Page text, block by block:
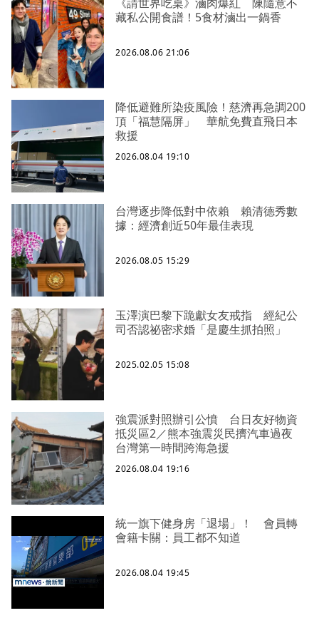
藏私公開食譜！5食材滷出一鍋香
2026.08.06 21:06
降低避難所染疫風險！慈濟再急調200
頂「福慧隔屏」 華航免費直飛日本
救援
2026.08.04 19:10
台灣逐步降低對中依賴 賴清德秀數
據：經濟創近50年最佳表現
2026.08.05 15:29
玉澤演巴黎下跪獻女友戒指 經紀公
司否認祕密求婚「是慶生抓拍照」
2025.02.05 15:08
強震派對照辦引公憤 台日友好物資
抵災區2／熊本強震災民擠汽車過夜
台灣第一時間跨海急援
2026.08.04 19:16
統一旗下健身房「退場」！ 會員轉
會籍卡關：員工都不知道
2026.08.04 19:45